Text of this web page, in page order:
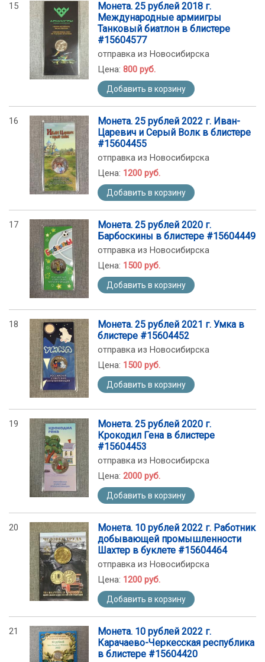
15
Монета. 25 рублей 2018 г.
Международные армиигры
Танковый биатлон в блистере
#15604577
отправка из Новосибирска
Цена: 800 руб.
Добавить в корзину
16
Монета. 25 рублей 2022 г. Иван-
Царевич и Серый Волк в блистере
#15604455
отправка из Новосибирска
Цена: 1200 руб.
Добавить в корзину
17
Монета. 25 рублей 2020 г.
Барбоскины в блистере #15604449
отправка из Новосибирска
Цена: 1500 руб.
Добавить в корзину
18
Монета. 25 рублей 2021 г. Умка в
блистере #15604452
отправка из Новосибирска
Цена: 1500 руб.
Добавить в корзину
19
Монета. 25 рублей 2020 г.
Крокодил Гена в блистере
#15604453
отправка из Новосибирска
Цена: 2000 руб.
Добавить в корзину
20
Монета. 10 рублей 2022 г. Работник
добывающей промышленности
Шахтер в буклете #15604464
отправка из Новосибирска
Цена: 1200 руб.
Добавить в корзину
21
Монета. 10 рублей 2022 г.
Карачаево-Черкесская республика
в блистере #15604420